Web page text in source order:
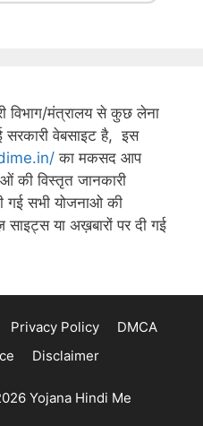
विभाग/मंत्रालय से कुछ लेना
वेबसाइट है, इस
का मकसद आप
की विस्तृत जानकारी
गई सभी योजनाओ की
साइट्स या अख़बारों पर दी गई
Privacy Policy
DMCA
Disclaimer
Yojana Hindi Me